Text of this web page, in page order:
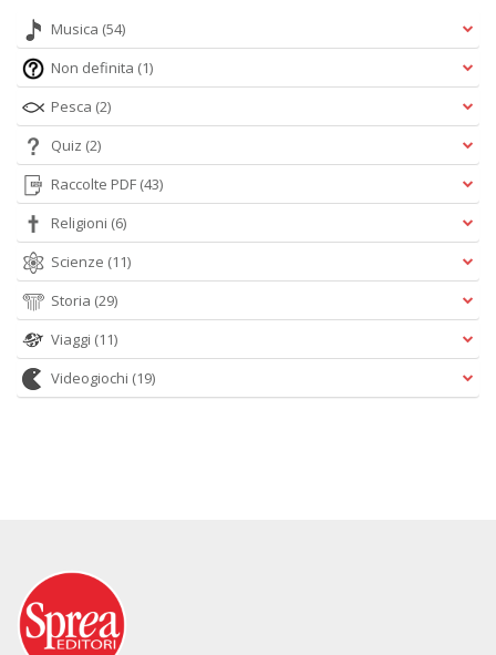
Musica (54)
Non definita (1)
Pesca (2)
Quiz (2)
Raccolte PDF (43)
Religioni (6)
Scienze (11)
Storia (29)
Viaggi (11)
Videogiochi (19)